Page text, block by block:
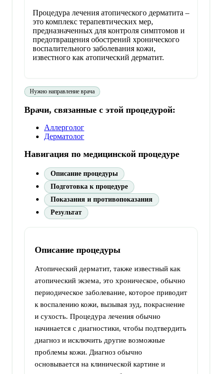
Процедура лечения атопического дерматита –
это комплекс терапевтических мер,
предназначенных для контроля симптомов и
предотвращения обострений хронического
воспалительного заболевания кожи,
известного как атопический дерматит.
Нужно направление врача
Врачи, связанные с этой процедурой:
Аллерголог
Дерматолог
Навигация по медицинской процедуре
Описание процедуры
Подготовка к процедуре
Показания и противопоказания
Результат
Описание процедуры
Атопический дерматит, также известный как
атопический экзема, это хроническое, обычно
периодическое заболевание, которое приводит
к воспалению кожи, вызывая зуд, покраснение
и сухость. Процедура лечения обычно
начинается с диагностики, чтобы подтвердить
диагноз и исключить другие возможные
проблемы кожи. Диагноз обычно
основывается на клинической картине и